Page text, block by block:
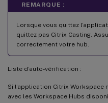
REMARQUE :
Lorsque vous quittez
quittez pas Citrix Casting.
correctement votre hub.
Liste d’auto-vérification :
Si l’application Citrix
avec les Workspace Hubs